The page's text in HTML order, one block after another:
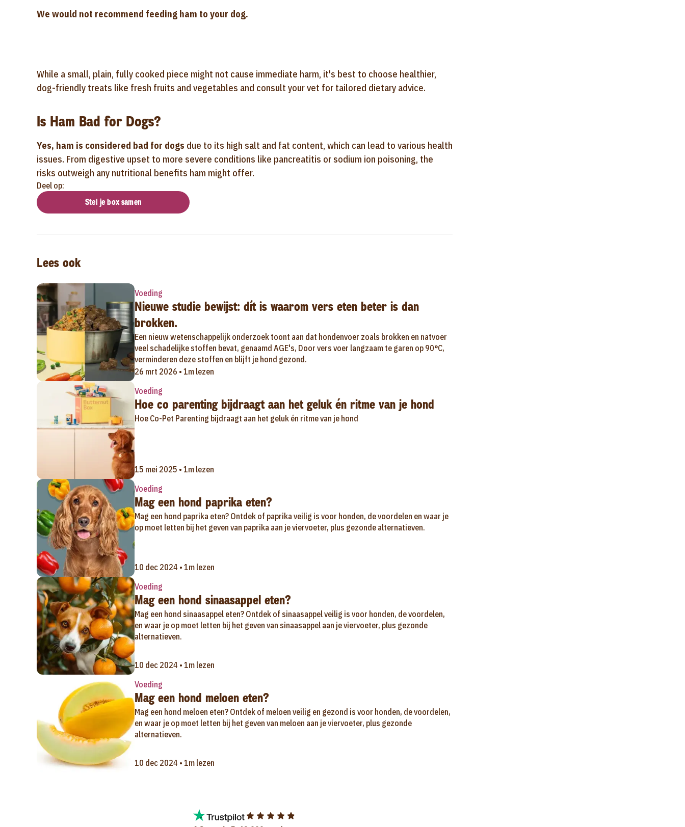
We would not recommend feeding ham to your dog.
While a small, plain, fully cooked piece might not cause immediate harm, it's best to choose healthier,
dog-friendly treats like fresh fruits and vegetables and consult your vet for tailored dietary advice.
Is Ham Bad for Dogs?
Yes, ham is considered bad for dogs due to its high salt and fat content, which can lead to various health
issues. From digestive upset to more severe conditions like pancreatitis or sodium ion poisoning, the
risks outweigh any nutritional benefits ham might offer.
Deel op:
Stel je box samen
Lees ook
Voeding
Nieuwe studie bewijst: dít is waarom vers eten beter is dan
brokken.
Een nieuw wetenschappelijk onderzoek toont aan dat hondenvoer zoals brokken en natvoer
veel schadelijke stoffen bevat, genaamd AGE's, Door vers voer langzaam te garen op 90°C,
verminderen deze stoffen en blijft je hond gezond.
26 mrt 2026 • 1m lezen
Voeding
Hoe co parenting bijdraagt aan het geluk én ritme van je hond
Hoe Co-Pet Parenting bijdraagt aan het geluk én ritme van je hond
15 mei 2025 • 1m lezen
Voeding
Mag een hond paprika eten?
Mag een hond paprika eten? Ontdek of paprika veilig is voor honden, de voordelen en waar je
op moet letten bij het geven van paprika aan je viervoeter, plus gezonde alternatieven.
10 dec 2024 • 1m lezen
Voeding
Mag een hond sinaasappel eten?
Mag een hond sinaasappel eten? Ontdek of sinaasappel veilig is voor honden, de voordelen,
en waar je op moet letten bij het geven van sinaasappel aan je viervoeter, plus gezonde
alternatieven.
10 dec 2024 • 1m lezen
Voeding
Mag een hond meloen eten?
Mag een hond meloen eten? Ontdek of meloen veilig en gezond is voor honden, de voordelen,
en waar je op moet letten bij het geven van meloen aan je viervoeter, plus gezonde
alternatieven.
10 dec 2024 • 1m lezen